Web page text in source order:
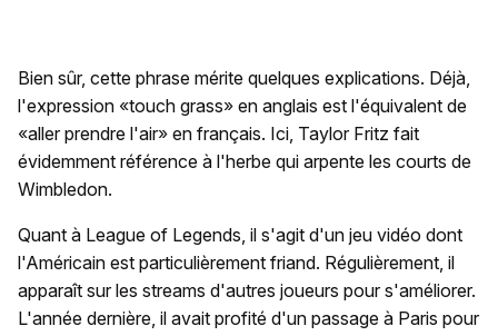
Bien sûr, cette phrase mérite quelques explications. Déjà,
l'expression «touch grass» en anglais est l'équivalent de
«aller prendre l'air» en français. Ici, Taylor Fritz fait
évidemment référence à l'herbe qui arpente les courts de
Wimbledon.
Quant à League of Legends, il s'agit d'un jeu vidéo dont
l'Américain est particulièrement friand. Régulièrement, il
apparaît sur les streams d'autres joueurs pour s'améliorer.
L'année dernière, il avait profité d'un passage à Paris pour